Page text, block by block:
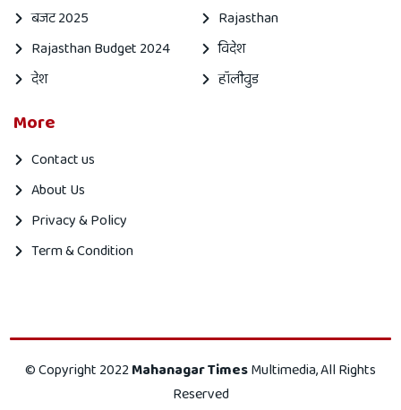
बजट 2025
Rajasthan
Rajasthan Budget 2024
विदेश
देश
हॉलीवुड
More
Contact us
About Us
Privacy & Policy
Term & Condition
times
Times© Copyright 2022Mahanagar TimesMultimedia, All Rights
Reserved